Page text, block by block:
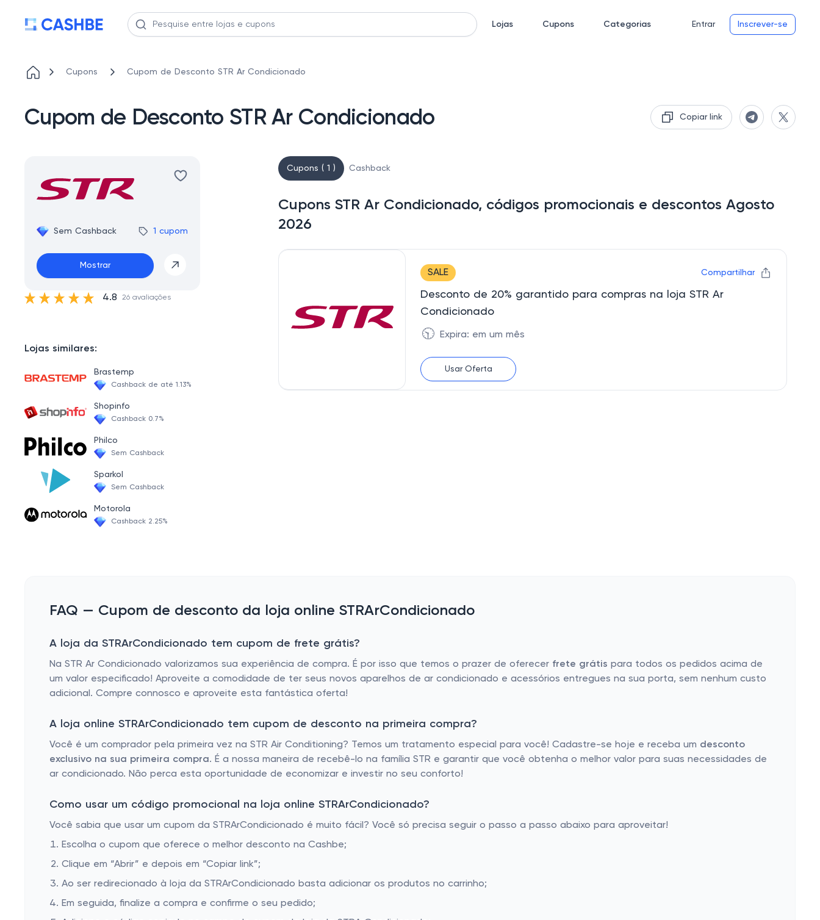
Lojas Cupons Categorias Entrar Inscrever-se
Cupons Cupom de Desconto STR Ar Condicionado
Cupom de Desconto STR Ar Condicionado Copiar link
Sem Cashback 1 cupom
Mostrar
4.8 26 avaliações
Lojas similares:
Brastemp
Cashback de até 1.13%
Shopinfo
Cashback 0.7%
Philco
Sem Cashback
Sparkol
Sem Cashback
Motorola
Cashback 2.25%
Cupons ( 1 ) Cashback
Cupons STR Ar Condicionado, códigos promocionais e descontos Agosto
2026
SALE Compartilhar
Desconto de 20% garantido para compras na loja STR Ar
Condicionado
🕥 Expira: em um mês
Usar Oferta
FAQ — Cupom de desconto da loja online STRArCondicionado
A loja da STRArCondicionado tem cupom de frete grátis?
Na STR Ar Condicionado valorizamos sua experiência de compra. É por isso que temos o prazer de oferecer frete grátis para todos os pedidos acima de
um valor especificado! Aproveite a comodidade de ter seus novos aparelhos de ar condicionado e acessórios entregues na sua porta, sem nenhum custo
adicional. Compre connosco e aproveite esta fantástica oferta!
A loja online STRArCondicionado tem cupom de desconto na primeira compra?
Você é um comprador pela primeira vez na STR Air Conditioning? Temos um tratamento especial para você! Cadastre-se hoje e receba um desconto
exclusivo na sua primeira compra. É a nossa maneira de recebê-lo na família STR e garantir que você obtenha o melhor valor para suas necessidades de
ar condicionado. Não perca esta oportunidade de economizar e investir no seu conforto!
Como usar um código promocional na loja online STRArCondicionado?
Você sabia que usar um cupom da STRArCondicionado é muito fácil? Você só precisa seguir o passo a passo abaixo para aproveitar!
Escolha o cupom que oferece o melhor desconto na Cashbe;
Clique em “Abrir” e depois em “Copiar link”;
Ao ser redirecionado à loja da STRArCondicionado basta adicionar os produtos no carrinho;
Em seguida, finalize a compra e confirme o seu pedido;